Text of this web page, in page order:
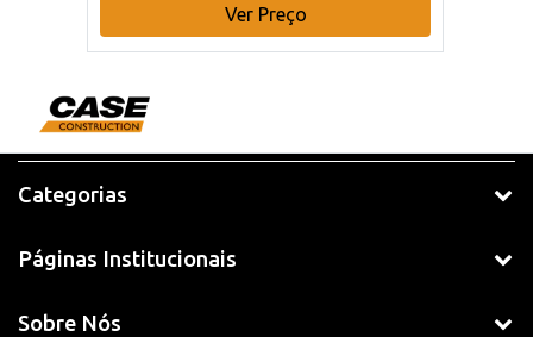
Ver Preço
Categorias
Páginas Institucionais
Sobre Nós